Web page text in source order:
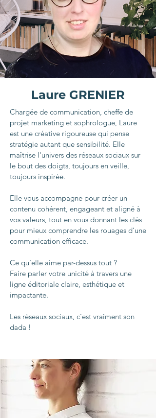
Laure GRENIER
Chargée de communication, cheffe de
projet marketing et sophrologue, Laure
est une créative rigoureuse qui pense
stratégie autant que sensibilité. Elle
maîtrise l'univers des réseaux sociaux sur
le bout des doigts, toujours en veille,
toujours inspirée.
Elle vous accompagne pour créer un
contenu cohérent, engageant et aligné à
vos valeurs, tout en vous donnant les clés
pour mieux comprendre les rouages d’une
communication efficace.
Ce qu’elle aime par-dessus tout ?
Faire parler votre unicité à travers une
ligne éditoriale claire, esthétique et
impactante.
Les réseaux sociaux, c’est vraiment son
dada !